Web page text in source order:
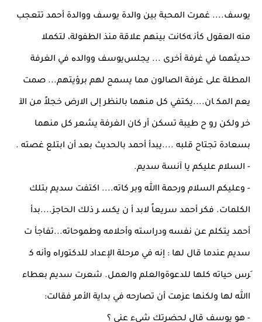
ﻳﻮﺳﻒ.... ﻏﻤﺮت اﻟﻤﺤﺒﺔ ﺑﻴﻦ واﻟﺪة ﻳﻮﺳﻒ وواﻟﺪة أﺣﻤﺪ ﺗﺘﻌﺠﺐ
ﻣﻨﻪ اﻟﻌﻘﻮل ﻛﺄﻧ ﻪﻛﺎﻧﺖ ﺑﻴﻨﻬﻢ ﻋﻼﻗﺔ ﻣﻨﺬ اﻟﻄﻔﻮﻟﺔ، ﻟﺘﻜﻤﻼ
ﺣﺪﻳﺜﻬﻤﺎ ﻓﻲ ﻏﺮﻓﺔ أﺧﺮى ... ﻳﺠﻠﺲﻳﻮﺳﻒ وواﻟﺪﻩ ﻓﻲ اﻟﻐﺮﻓﺔ
اﻟﻤﻄﻠﺔ ﻋﻠﻰ ﻏﺮﻓﺔ اﻟﺼﺎﻟﻮن ﻣﻤﺎ ﻳﺴﻤﺢ ﻟﻬﻢ ﺑﺮؤﻳﺘﻬﻢ... ﺻﻤﺖ
ﻳﻌﻢ اﻟﻤﻜ ﺎن....ﻳﻜﺘﻔﻲ ﻛﻞ ﻣﻨﻬﻤﺎ ﺑﺎﻟﻨﻈﺮ إﻟﻰ اﻻرض ﺧﺠﻼً ﻣﻦ اﻵ
ﺧﺮ وﻟﻜﻦ رو ح ﻃﻴﺒﺔ ﺗﺴﻜﻦ أر ﻛﺎن اﻟﻐﺮﻓﺔ ﻳﺸﻌﺮ ﻛﻞ ﻣﻨﻬﻤﺎ
ﺑﺴﻌﺎدة ﺗﺠﺘﺎح ﻗﻠﺒﻪ ....ﻳﺒﺪأ أﺣﻤﺪ ﺑﺎﻟﺤﺪﻳﺚ ﺑﻌﺪ أن اﺑﺘﻠﻊ ﻏﺼﺘﻪ .
- اﻟﺴﻼم ﻋﻠﻴﻜﻢ ﻳﺎ آﻧﺴﺔ ﺳﺪﻳﻢ.
- وﻋﻠﻴﻜﻢ اﻟﺴﻼم ورﺣﻤﺔ اﷲ وﺑﺮ ﻛﺎﺗﻪ.... اﻛﺘﻔﺖ ﺳﺪﻳﻢ ﺑﺘﻠﻚ
اﻟﻜﻠﻤﺎت. ﻓﻜﺮ أﺣﻤﺪ ﺳﺮﻳﻌﺎً ﻻﺑﺪ أ ن ﻳﻜﺴ ﺮ ذﻟﻚ اﻟﺤﺎﺟﺰ....ﺑﺪأ
أﺣﻤﺪ ﻳﺘﻜﻠﻢ ﻋﻦ ﻧﻔﺴﻪ ودراﺳﺘﻪ وأﺣﻼﻣﻪ وﻃﻤﻮﺣﺎﺗﻪ...ﺗﻔﺎﺟﺄ ت
ﺳﺪﻳﻢ ﻋﻨﺪﻣﺎ ﻗﺎل ﻟﻬﺎ : إﻧﻪ ﻓﻲ ﻣﺮﺣﻠﺔ اﻹﻋﺪاد ﻟﻠﺪﻛﺘﻮراﻩ وأﻧﻪ ﻛ
َﺮس ﺣﻴﺎﺗﻪ ﻛﻠﻬﺎ ﻟﻠﺪﻋﻮةواﻟﻌﻠﻢ واﻟﻌﻤﻞ. ﺷﻌﺮت ﺳﺪﻳﻢ ﺑﻌﻄﺎء
اﷲ ﻟﻬﺎ وﻟﻜﻨﻬﺎ ﻋﺰﻣﺖ أن ﺗﺼﺎرﺣﻪ ﻓﻲ ﺑﺪاﻳﺔ اﻷﻣﺮ ﻓﻘﺎﻟﺖ:
- ﻫﻮ ﻳﻮﺳﻒ ﻗﺎل ﻟﺤﻀﺮﺗﻚ ﺷﻰء ﻋﻨﻲ ؟